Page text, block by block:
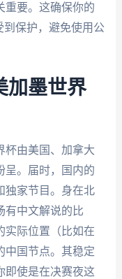
重要。这确保你的
到保护，避免使用公
加墨世界
杯由美国、加拿大
呈。届时，国内的
独家节目。身在北
有中文解说的比
实际位置（比如在
中国节点。其稳定
即使是在决赛夜这